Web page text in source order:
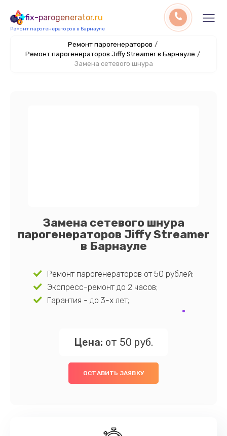
fix-parogenerator.ru
Ремонт парогенераторов в Барнауле
Ремонт парогенераторов /
Ремонт парогенераторов Jiffy Streamer в Барнауле /
Замена сетевого шнура
Замена сетевого шнура
парогенераторов Jiffy Streamer
в Барнауле
Ремонт парогенераторов от 50 рублей;
Экспресс-ремонт до 2 часов;
Гарантия - до 3-х лет;
Цена: от 50 руб.
ОСТАВИТЬ ЗАЯВКУ